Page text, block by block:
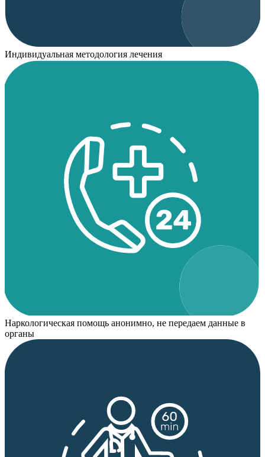
Индивидуальная методология лечения
Наркологическая помощь анонимно, не передаем данные в
органы